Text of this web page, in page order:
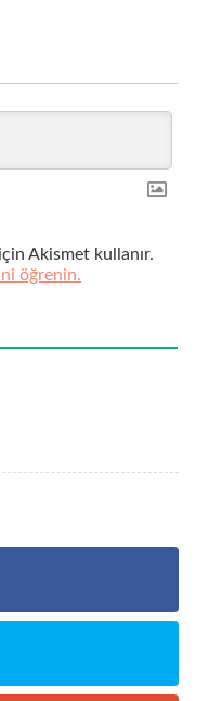
Akismet kullanır.
öğrenin.